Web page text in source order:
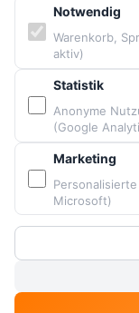
Cookie-Einstellungen
Barrierefreiheit
Sitemap
PARTNER &
Vittorazi Motoren
Airconception
Apco Aviation
MacPara
Notwendig
Warenkorb,
aktiv)
Statistik
Anonyme
(Google
Marketing
Microsoft)